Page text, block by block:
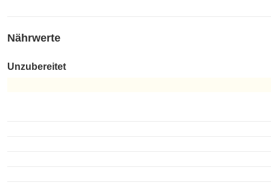
Nährwerte
Unzubereitet